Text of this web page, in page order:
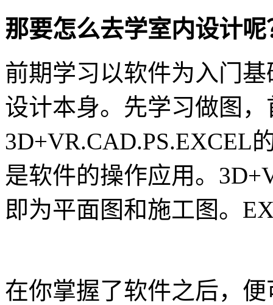
那要怎么去学室内设计呢
前期学习以软件为入门
设计本身。先学习做图
3D+VR.CAD.PS.EXCEL
是软件的操作应用。
即为平面图和施工图。
在你掌握了软件之后，